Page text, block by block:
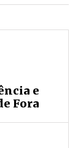
e
Fora